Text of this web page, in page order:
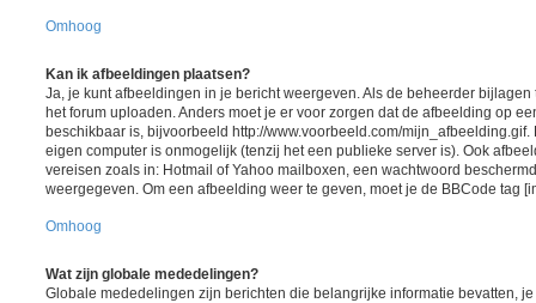
Omhoog
Kan ik afbeeldingen plaatsen?
Ja, je kunt afbeeldingen in je bericht weergeven. Als de beheerder
het forum uploaden. Anders moet je er voor zorgen dat de afbeelding op
beschikbaar is, bijvoorbeeld http://www.voorbeeld.com/
eigen computer is onmogelijk (tenzij het een publieke server is). Ook
vereisen zoals in: Hotmail of Yahoo mailboxen, een wachtwoord
weergegeven. Om een afbeelding weer te geven, moet je de BBCode tag
Omhoog
Wat zijn globale mededelingen?
Globale mededelingen zijn berichten die belangrijke informatie bevatten,